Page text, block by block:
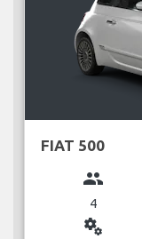
FIAT 500
group
4
miscellaneous_services